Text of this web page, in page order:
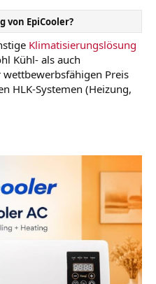
von EpiCooler?
Klimatisierungslösung
Kühl- als auch
Preis
HLK-Systemen (Heizung,